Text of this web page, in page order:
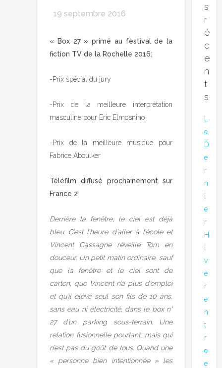
19 septembre 2016
« Box 27 » primé au festival de la
fiction TV de la Rochelle 2016:
-Prix spécial du jury
-Prix de la meilleure interprétation
masculine pour Eric Elmosnino
-Prix de la meilleure musique pour
Fabrice Aboulker
Téléfilm diffusé prochainement sur
France 2
Derrière la fenêtre, le ciel est déjà
bleu. C’est l’heure d’aller à l’école et
Vincent Cassagne réveille Tom en
douceur. Un petit matin ordinaire, sauf
que la fenêtre et le ciel sont de
carton, que Vincent n’a plus d’emploi
et qu’il élève seul son fils de 10 ans,
sans eau ni électricité, dans le box n°
27 d’un parking sous-terrain. Une
relation fusionnelle pourtant, mais qui
n’est pas du goût de tous. Quand une
« personne bien intentionnée » les
s
r
é
c
e
n
t
s
e
D
e
r
n
i
e
r
H
i
v
e
r
e
n
t
r
e
e